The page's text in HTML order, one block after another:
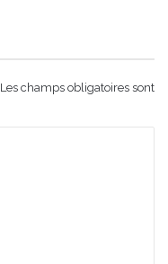
Les champs obligatoires sont